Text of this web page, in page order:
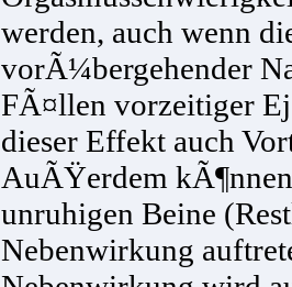
werden, auch wenn
vorÃ¼bergehender
FÃ¤llen vorzeitiger
dieser Effekt auch
AuÃŸerdem
unruhigen Beine
Nebenwirkung